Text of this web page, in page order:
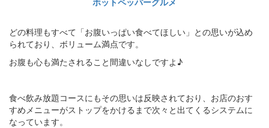
どの料理もすべて「お腹いっぱい食べてほしい」との思いが込め
られており、ボリューム満点です。
お腹も心も満たされること間違いなしですよ♪
食べ飲み放題コースにもその思いは反映されており、お店のおす
すめメニューがストップをかけるまで次々と出てくるシステムに
なっています。